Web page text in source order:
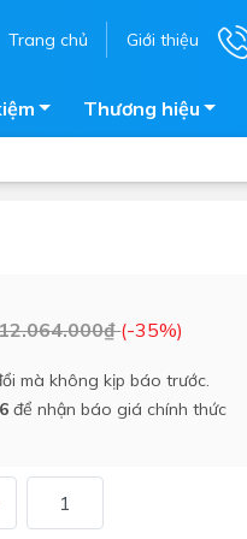
Trang chủ Giới thiệu
bảo ôn
nhựa tự hoại
pha nóng lạnh
tư
Thương hiệu
(-35%)
mà không kịp báo trước.
để nhận báo giá chính thức